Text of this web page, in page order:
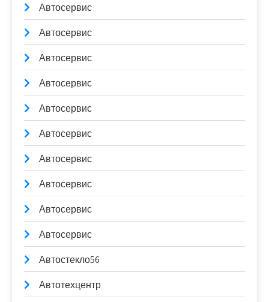
Автосервис
Автосервис
Автосервис
Автосервис
Автосервис
Автосервис
Автосервис
Автосервис
Автосервис
Автосервис
Автостекло56
Автотехцентр